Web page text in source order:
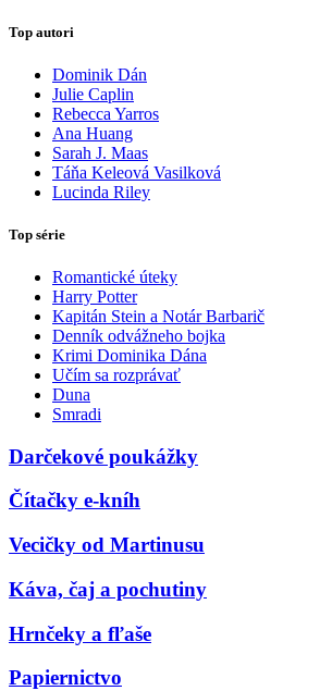
Top autori
Dominik Dán
Julie Caplin
Rebecca Yarros
Ana Huang
Sarah J. Maas
Táňa Keleová Vasilková
Lucinda Riley
Top série
Romantické úteky
Harry Potter
Kapitán Stein a Notár Barbarič
Denník odvážneho bojka
Krimi Dominika Dána
Učím sa rozprávať
Duna
Smradi
Darčekové poukážky
Čítačky e-kníh
Vecičky od Martinusu
Káva, čaj a pochutiny
Hrnčeky a fľaše
Papiernictvo